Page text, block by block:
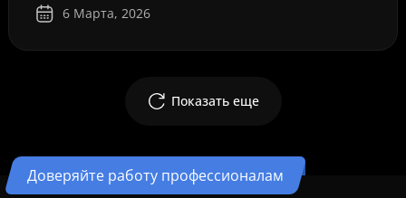
6 Марта, 2026
Показать еще
Доверяйте работу профессионалам